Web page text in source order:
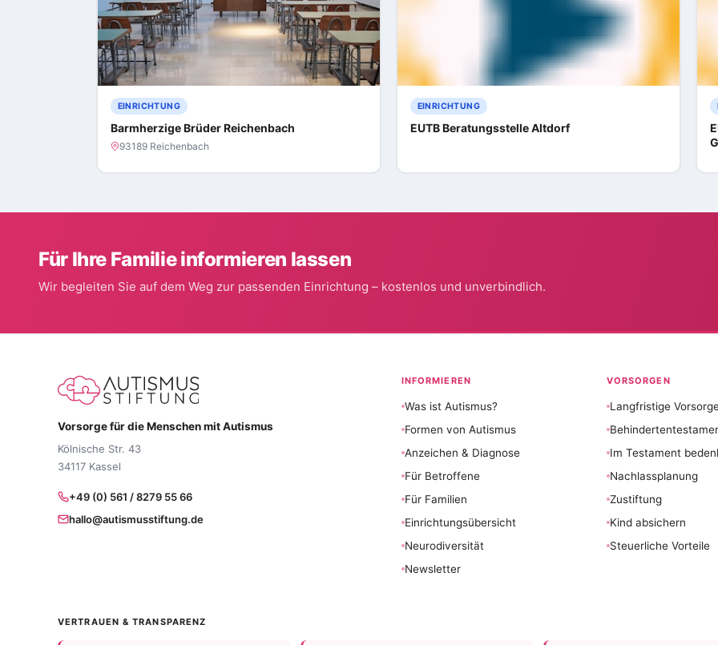
EINRICHTUNG
Barmherzige Brüder Reichenbach
93189 Reichenbach
EINRICHTUNG
EUTB Beratungsstelle Altdorf
Für Ihre Familie informieren lassen
Wir begleiten Sie auf dem Weg zur passenden Einrichtung – kostenlos und unverbindlich.
Vorsorge für die Menschen mit Autismus
Kölnische Str. 43
34117 Kassel
+49 (0) 561 / 8279 55 66
hallo@autismusstiftung.de
INFORMIEREN
Was ist Autismus?
Formen von Autismus
Anzeichen & Diagnose
Für Betroffene
Für Familien
Einrichtungsübersicht
Neurodiversität
Newsletter
VORSORGEN
Langfristige
Im Testament
Nachlassplanung
Zustiftung
Kind absichern
Steuerliche Vorteile
VERTRAUEN & TRANSPARENZ